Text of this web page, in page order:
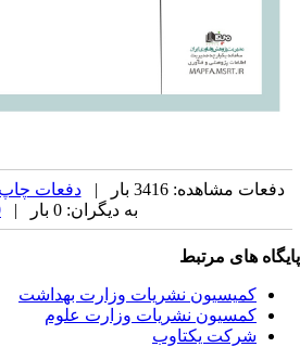
دفعات مشاهده: 3416 بار | دفعات چاپ: 443 بار
به دیگران: 0 بار |
های مرتبط
کمیسیون نشریات وزارت بهداشت
کمسیون نشریات وزارت علوم
شرکت یکتاوب